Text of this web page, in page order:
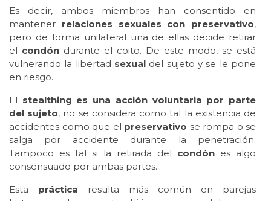
Es decir, ambos miembros han consentido en
mantener relaciones sexuales con preservativo,
pero de forma unilateral una de ellas decide retirar
el condón durante el coito. De este modo, se está
vulnerando la libertad sexual del sujeto y se le pone
en riesgo.
El stealthing es una acción voluntaria por parte
del sujeto, no se considera como tal la existencia de
accidentes como que el preservativo se rompa o se
salga por accidente durante la penetración.
Tampoco es tal si la retirada del condón es algo
consensuado por ambas partes.
Esta práctica resulta más común en parejas